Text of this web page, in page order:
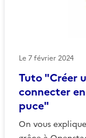
Tuto "Créer
connecter
puce"
On vous
Le7 février 2024